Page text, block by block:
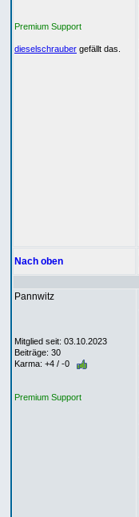
Premium Support
dieselschrauber gefällt das.
Nach oben
Pannwitz
Mitglied seit: 03.10.2023
Beiträge: 30
Karma: +4 / -0
Premium Support